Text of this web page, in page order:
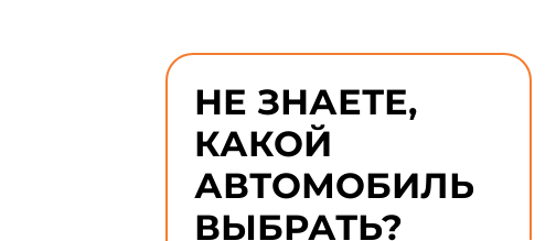
НЕ ЗНАЕТЕ,
КАКОЙ
АВТОМОБИЛЬ
ВЫБРАТЬ?